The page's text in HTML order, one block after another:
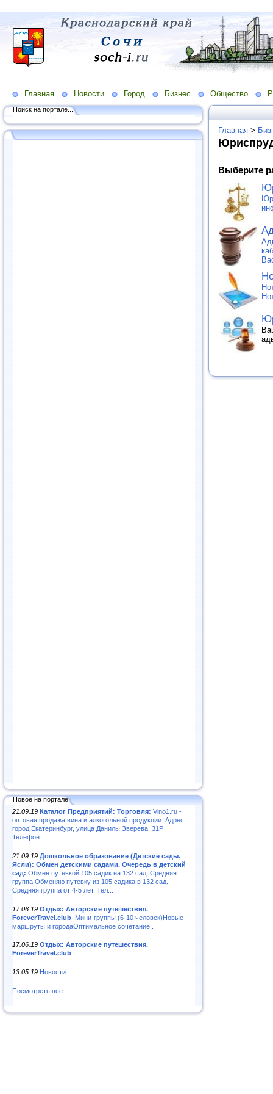
Главная Новости Город Бизнес Общество
Поиск на портале...
Новое на портале
21.09.19 Каталог Предприятий: Торговля: Vino1.ru -
оптовая продажа вина и алкогольной продукции. Адрес:
город Екатеринбург, улица Данилы Зверева, 31Р
Телефон:..
21.09.19 Дошкольное образование (Детские сады.
Ясли): Обмен детскими садами. Очередь в детский
сад: Обмен путевкой 105 садик на 132 сад. Средняя
группа.Обменяю путевку из 105 садика в 132 сад.
Средняя группа от 4-5 лет. Тел...
17.06.19 Отдых: Авторские путешествия.
ForeverTravel.club .Мини-группы (6-10 человек)Новые
маршруты и городаОптимальное сочетание..
17.06.19 Отдых: Авторские путешествия.
ForeverTravel.club
13.05.19 Новости
Посмотреть все
Главная >
Выберите